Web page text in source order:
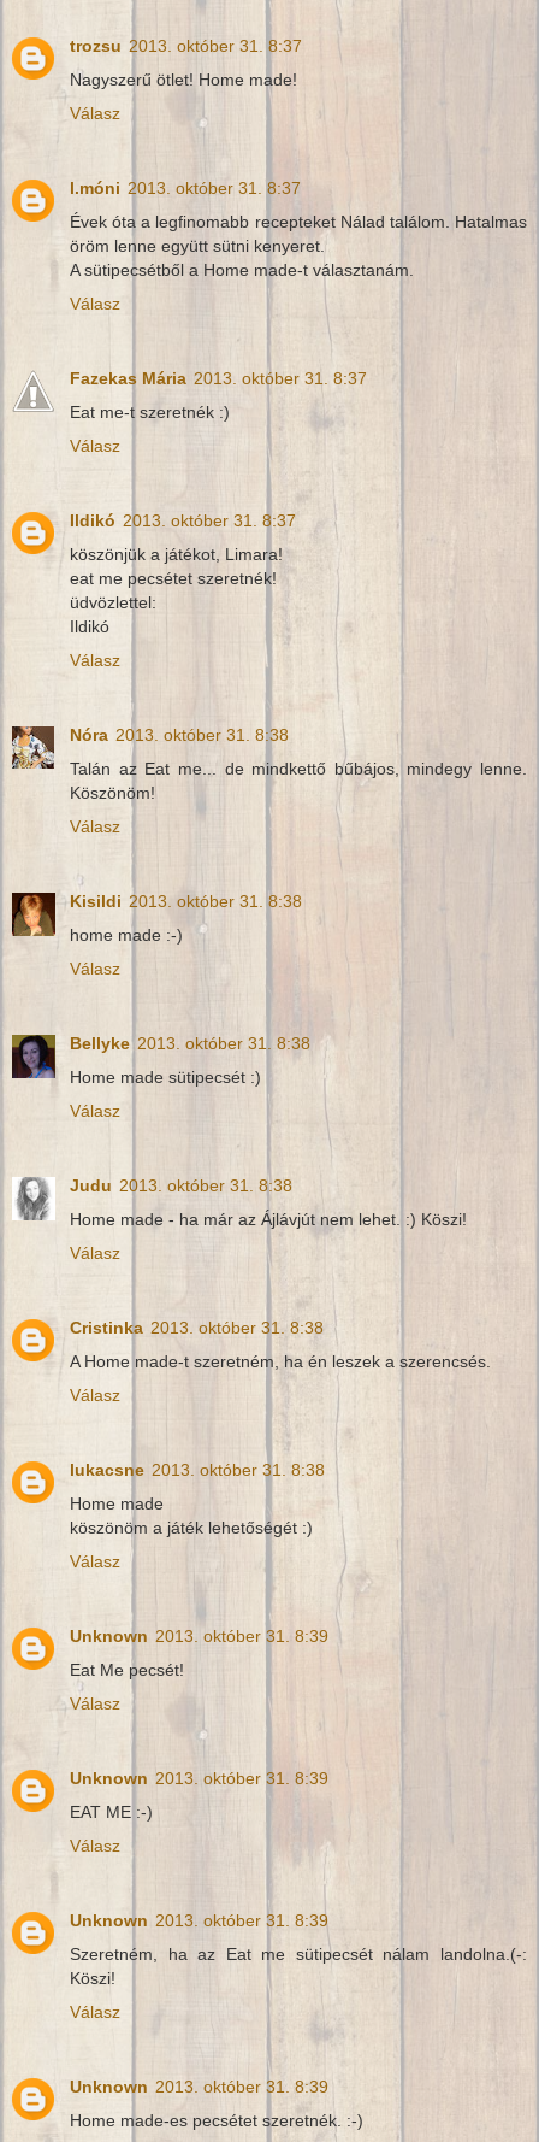
trozsu 2013. október 31. 8:37
Nagyszerű ötlet! Home made!
Válasz
l.móni 2013. október 31. 8:37
Évek óta a legfinomabb recepteket Nálad találom. Hatalmas
öröm lenne együtt sütni kenyeret.
A sütipecsétből a Home made-t választanám.
Válasz
Fazekas Mária 2013. október 31. 8:37
Eat me-t szeretnék :)
Válasz
Ildikó 2013. október 31. 8:37
köszönjük a játékot, Limara!
eat me pecsétet szeretnék!
üdvözlettel:
Ildikó
Válasz
Nóra 2013. október 31. 8:38
Talán az Eat me... de mindkettő bűbájos, mindegy lenne.
Köszönöm!
Válasz
Kisildi 2013. október 31. 8:38
home made :-)
Válasz
Bellyke 2013. október 31. 8:38
Home made sütipecsét :)
Válasz
Judu 2013. október 31. 8:38
Home made - ha már az Ájlávjút nem lehet. :) Köszi!
Válasz
Cristinka 2013. október 31. 8:38
A Home made-t szeretném, ha én leszek a szerencsés.
Válasz
lukacsne 2013. október 31. 8:38
Home made
köszönöm a játék lehetőségét :)
Válasz
Unknown 2013. október 31. 8:39
Eat Me pecsét!
Válasz
Unknown 2013. október 31. 8:39
EAT ME :-)
Válasz
Unknown 2013. október 31. 8:39
Szeretném, ha az Eat me sütipecsét nálam landolna.(-:
Köszi!
Válasz
Unknown 2013. október 31. 8:39
Home made-es pecsétet szeretnék. :-)